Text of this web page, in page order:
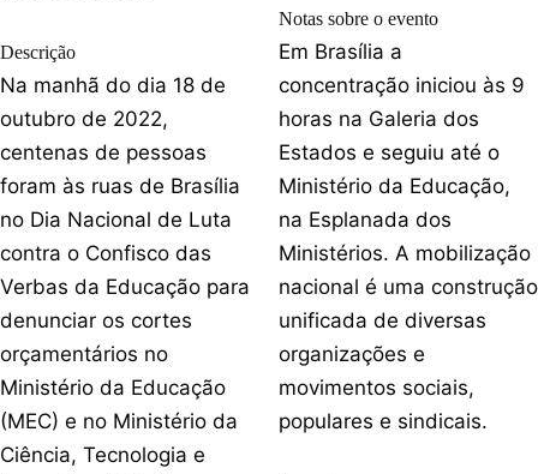
Descrição
Na manhã do dia 18 de
outubro de 2022,
centenas de pessoas
foram às ruas de Brasília
no Dia Nacional de Luta
contra o Confisco das
Verbas da Educação para
denunciar os cortes
orçamentários no
Ministério da Educação
(MEC) e no Ministério da
Ciência, Tecnologia e
Notas sobre o evento
Em Brasília a
concentração iniciou às 9
horas na Galeria dos
Estados e seguiu até o
Ministério da Educação,
na Esplanada dos
Ministérios. A mobilização
nacional é uma construção
unificada de diversas
organizações e
movimentos sociais,
populares e sindicais.